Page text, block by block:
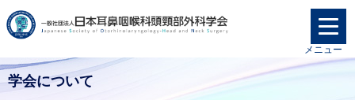
メニュー
学会について